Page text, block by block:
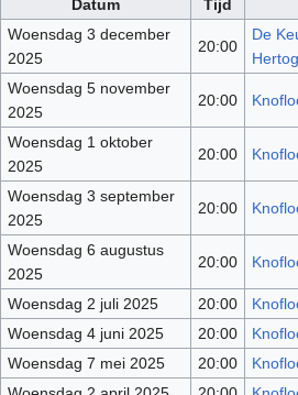
Datum
Tijd
Woensdag 3 december
2025
20:00
De
Woensdag 5 november
2025
20:00
Woensdag 1 oktober
2025
20:00
Woensdag 3 september
2025
20:00
Woensdag 6 augustus
2025
20:00
Woensdag 2 juli 2025 20:00
Woensdag 4 juni 2025
20:00
Woensdag 7 mei 2025
20:00